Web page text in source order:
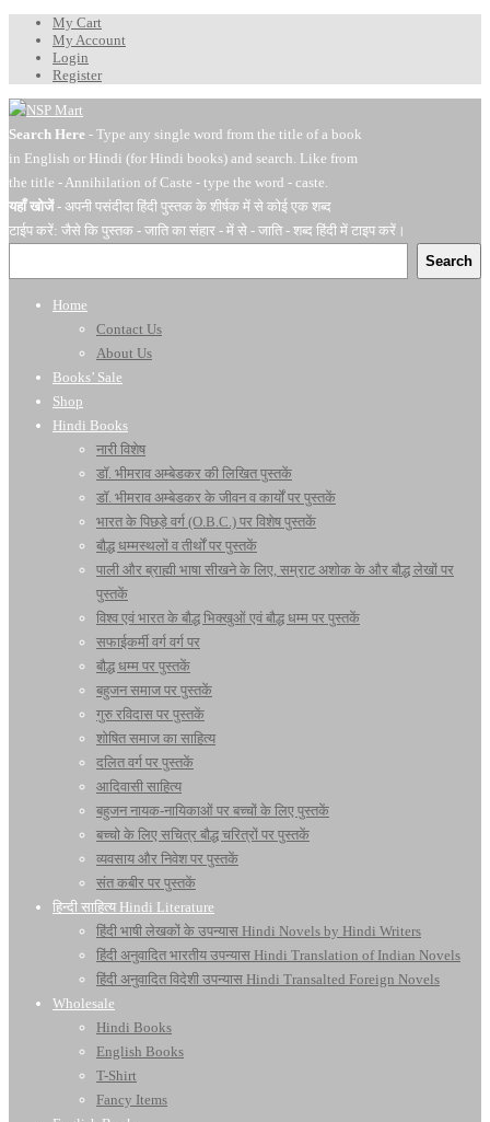
My Cart
My Account
Login
Register
Search Here - Type any single word from the title of a book
in English or Hindi (for Hindi books) and search. Like from
the title - Annihilation of Caste - type the word - caste.
यहाँ खोजें- अपनी पसंदीदा हिंदी पुस्तक के शीर्षक में से कोई एक शब्द
टाईप करें: जैसे कि पुस्तक - जाति का संहार - में से - जाति - शब्द हिंदी में टाइप करें।
Search
Home
Contact Us
About Us
Books’ Sale
Shop
Hindi Books
नारी विशेष
डॉ. भीमराव अम्बेडकर की लिखित पुस्तकें
डॉ. भीमराव अम्बेडकर के जीवन व कार्यों पर पुस्तकें
भारत के पिछड़े वर्ग (O.B.C.) पर विशेष पुस्तकें
बौद्ध धम्मस्थलों व तीर्थों पर पुस्तकें
पाली और ब्राह्मी भाषा सीखने के लिए, सम्राट अशोक के और बौद्ध लेखों पर
पुस्तकें
विश्व एवं भारत के बौद्ध भिक्खुओं एवं बौद्ध धम्म पर पुस्तकें
सफाईकर्मी वर्ग वर्ग पर
बौद्ध धम्म पर पुस्तकें
बहुजन समाज पर पुस्तकें
गुरु रविदास पर पुस्तकें
शोषित समाज का साहित्य
दलित वर्ग पर पुस्तकें
आदिवासी साहित्य
बहुजन नायक-नायिकाओं पर बच्चों के लिए पुस्तकें
बच्चो के लिए सचित्र बौद्ध चरित्रों पर पुस्तकें
व्यवसाय और निवेश पर पुस्तकें
संत कबीर पर पुस्तकें
हिन्दी साहित्य Hindi Literature
हिंदी भाषी लेखकों के उपन्यास Hindi Novels by Hindi Writers
हिंदी अनुवादित भारतीय उपन्यास Hindi Translation of Indian Novels
हिंदी अनुवादित विदेशी उपन्यास Hindi Transalted Foreign Novels
Wholesale
Hindi Books
English Books
T-Shirt
Fancy Items